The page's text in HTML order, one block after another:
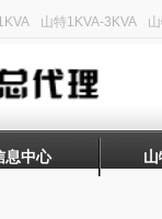
山特1KVA-3KVA
息中心